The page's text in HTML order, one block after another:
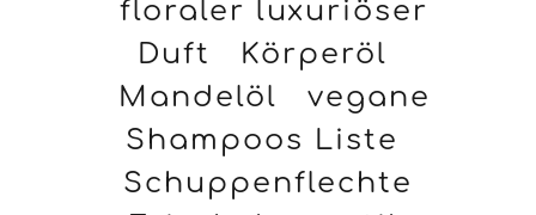
floraler luxuriöser
Duft
Körperöl
Mandelöl
vegane
Shampoos Liste
Schuppenflechte